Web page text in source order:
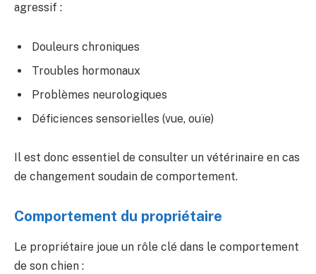
agressif :
Douleurs chroniques
Troubles hormonaux
Problèmes neurologiques
Déficiences sensorielles (vue, ouïe)
Il est donc essentiel de consulter un vétérinaire en cas
de changement soudain de comportement.
Comportement du propriétaire
Le propriétaire joue un rôle clé dans le comportement
de son chien :